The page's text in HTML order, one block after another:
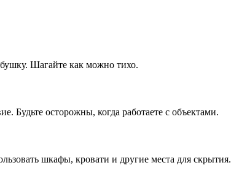
Шагайте как можно тихо.
Будьте осторожны, когда работаете с объектами.
шкафы, кровати и другие места для скрытия.